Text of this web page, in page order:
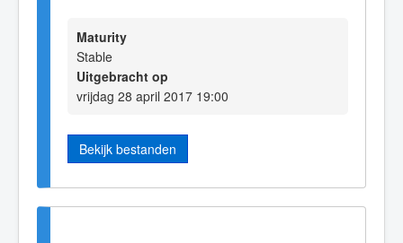
Maturity
Stable
Uitgebracht op
vrijdag 28 april 2017 19:00
Bekijk bestanden